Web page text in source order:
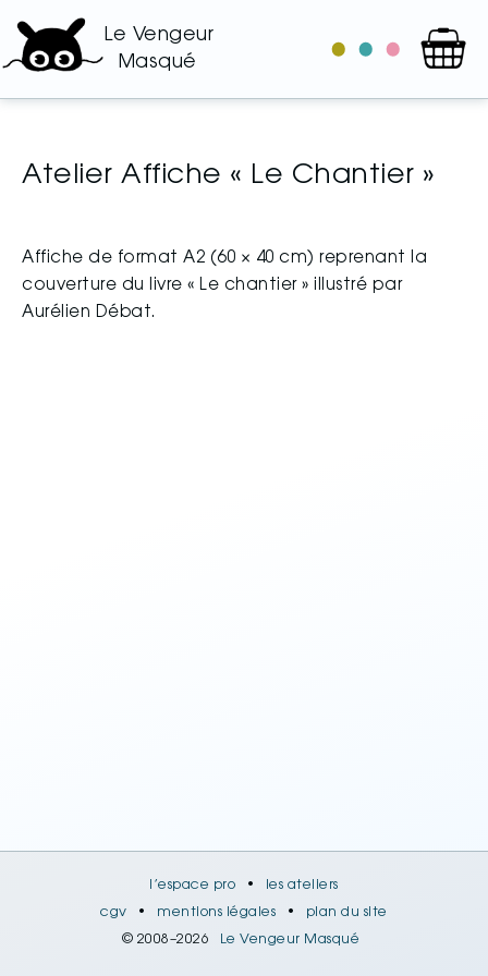
Le Vengeur
Masqué
le
les
les
Atelier Affiche « Le Chantier »
Affiche de format A2 (60 × 40 cm) reprenant la
couverture du livre « Le chantier » illustré par
Aurélien Débat.
l’espace pro • les ateliers
cgv • mentions légales • plan du site
© 2008–2026 Le Vengeur Masqué